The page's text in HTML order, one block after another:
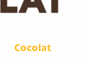
Cocolat